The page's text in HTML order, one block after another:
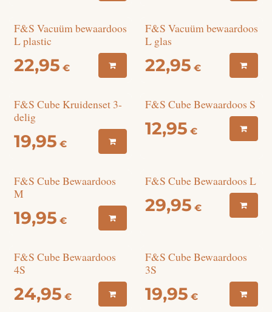
F&S Vacuüm bewaardoos
L plastic
22,95 €
F&S Vacuüm bewaardoos
L glas
22,95 €
F&S Cube Kruidenset 3-
delig
19,95 €
F&S Cube Bewaardoos S
12,95 €
F&S Cube Bewaardoos
M
19,95 €
F&S Cube Bewaardoos L
29,95 €
F&S Cube Bewaardoos
4S
24,95 €
F&S Cube Bewaardoos
3S
19,95 €